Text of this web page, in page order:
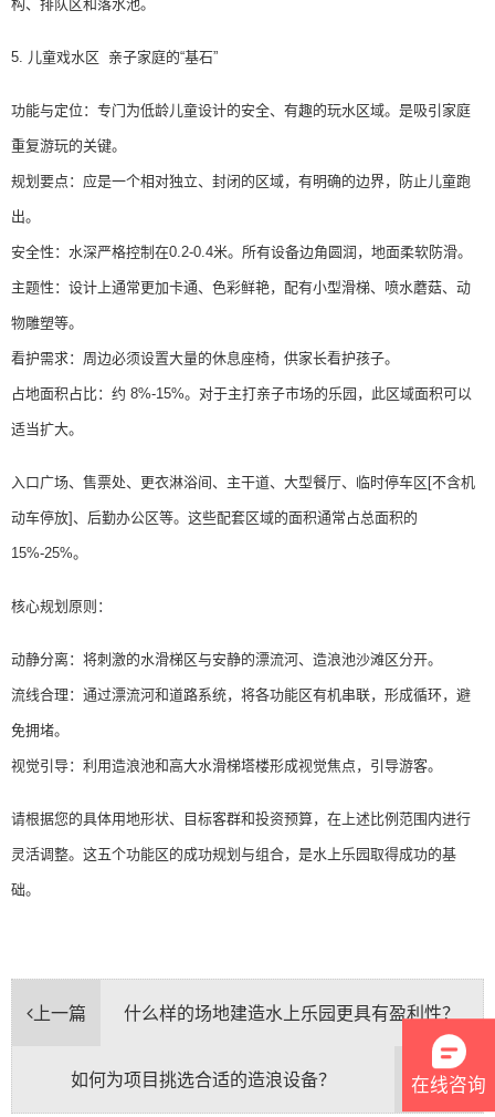
构、排队区和落水池。
5. 儿童戏水区 亲子家庭的“基石”
功能与定位：专门为低龄儿童设计的安全、有趣的玩水区域。是吸引家庭
重复游玩的关键。
规划要点：应是一个相对独立、封闭的区域，有明确的边界，防止儿童跑
出。
安全性：水深严格控制在0.2-0.4米。所有设备边角圆润，地面柔软防滑。
主题性：设计上通常更加卡通、色彩鲜艳，配有小型滑梯、喷水蘑菇、动
物雕塑等。
看护需求：周边必须设置大量的休息座椅，供家长看护孩子。
占地面积占比：约 8%-15%。对于主打亲子市场的乐园，此区域面积可以
适当扩大。
入口广场、售票处、更衣淋浴间、主干道、大型餐厅、临时停车区[不含机
动车停放]、后勤办公区等。这些配套区域的面积通常占总面积的
15%-25%。
核心规划原则：
动静分离：将刺激的水滑梯区与安静的漂流河、造浪池沙滩区分开。
流线合理：通过漂流河和道路系统，将各功能区有机串联，形成循环，避
免拥堵。
视觉引导：利用造浪池和高大水滑梯塔楼形成视觉焦点，引导游客。
请根据您的具体用地形状、目标客群和投资预算，在上述比例范围内进行
灵活调整。这五个功能区的成功规划与组合，是水上乐园取得成功的基
础。
上一篇 什么样的场地建造水上乐园更具有盈利性？
下一篇
如何为项目挑选合适的造浪设备？ 在线咨询